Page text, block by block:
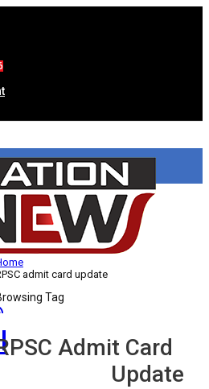
HOME
ताज़ा खबरें
देश
विदेश
राज्य
उत्तर प्रदेश
नोएडा
admit card update
Tag
Admit Card
Update